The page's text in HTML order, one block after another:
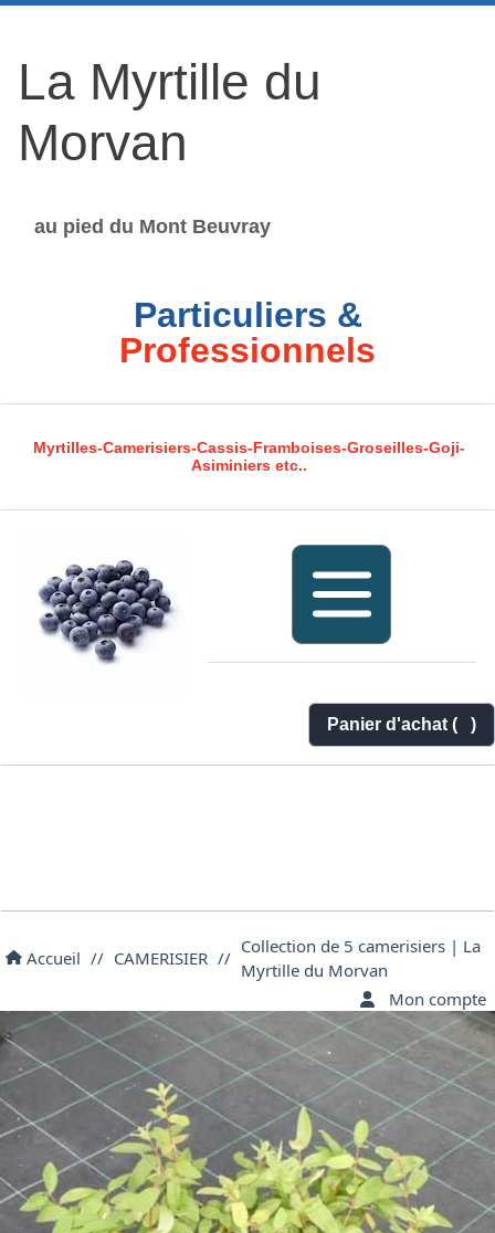
La Myrtille du
Morvan
au pied du Mont Beuvray
Particuliers &
Professionnels
Myrtilles-Camerisiers-Cassis-Framboises-Groseilles-Goji-
Asiminiers etc..
Panier d'achat ( )
Accueil // CAMERISIER //
Collection de 5 camerisiers | La
Myrtille du Morvan
Mon compte